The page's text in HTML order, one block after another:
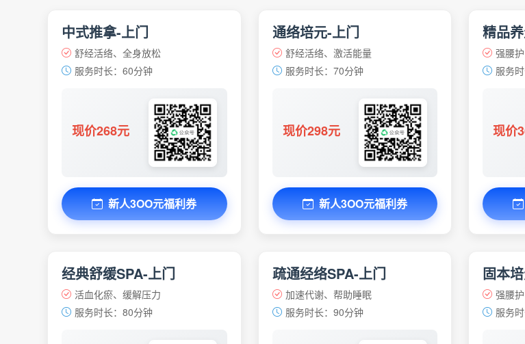
中式推拿-上门
舒经活络、全身放松
服务时长：60分钟
现价268元
新人3OO元福利券
通络培元-上门
舒经活络、激活能量
服务时长：70分钟
现价298元
新人3OO元福利券
精品
强腰
服务
现价
经典舒缓SPA-上门
活血化瘀、缓解压力
服务时长：80分钟
疏通经络SPA-上门
加速代谢、帮助睡眠
服务时长：90分钟
固本
强腰
服务